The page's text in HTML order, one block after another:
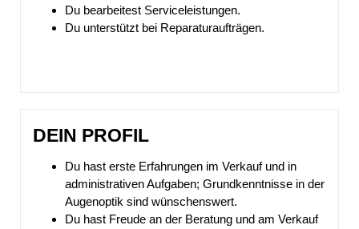
Du bearbeitest Serviceleistungen.
Du unterstützt bei Reparaturaufträgen.
DEIN PROFIL
Du hast erste Erfahrungen im Verkauf und in
administrativen Aufgaben; Grundkenntnisse in der
Augenoptik sind wünschenswert.
Du hast Freude an der Beratung und am Verkauf